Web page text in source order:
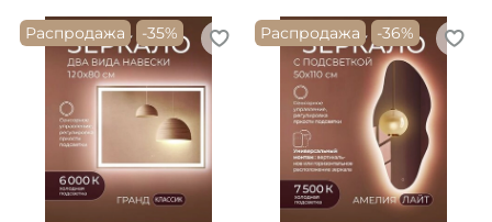
Распродажа -35% Распродажа -36%